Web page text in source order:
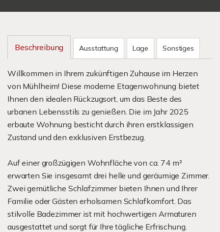
Beschreibung Ausstattung Lage Sonstiges
Willkommen in Ihrem zukünftigen Zuhause im Herzen
von Mühlheim! Diese moderne Etagenwohnung bietet
Ihnen den idealen Rückzugsort, um das Beste des
urbanen Lebensstils zu genießen. Die im Jahr 2025
erbaute Wohnung besticht durch ihren erstklassigen
Zustand und den exklusiven Erstbezug.
Auf einer großzügigen Wohnfläche von ca. 74 m²
erwarten Sie insgesamt drei helle und geräumige Zimmer.
Zwei gemütliche Schlafzimmer bieten Ihnen und Ihrer
Familie oder Gästen erholsamen Schlafkomfort. Das
stilvolle Badezimmer ist mit hochwertigen Armaturen
ausgestattet und sorgt für Ihre tägliche Erfrischung.